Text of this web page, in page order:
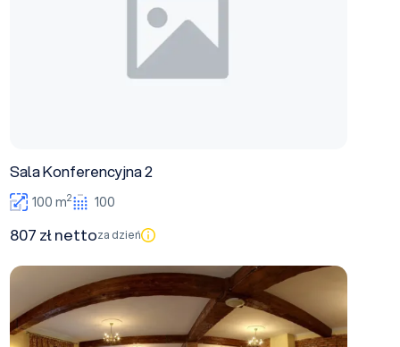
Sala Konferencyjna 2
100 m2 100
807 zł nettoza dzień
Sala Bankietowa